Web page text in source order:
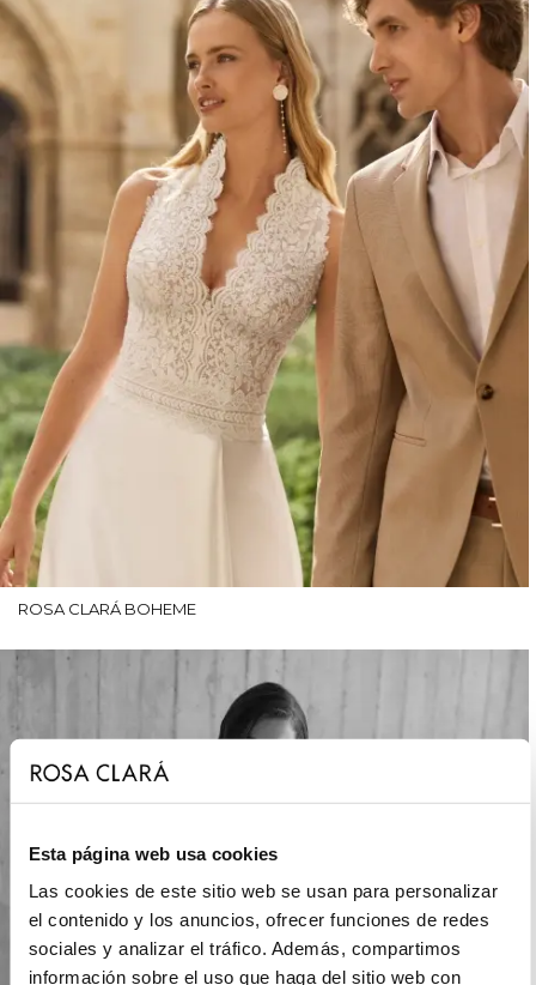
Esta página web usa cookies
Las cookies de este sitio web se usan para personalizar
el contenido y los anuncios, ofrecer funciones de redes
sociales y analizar el tráfico. Además, compartimos
información sobre el uso que haga del sitio web con
ROSA CLARÁ BOHEME